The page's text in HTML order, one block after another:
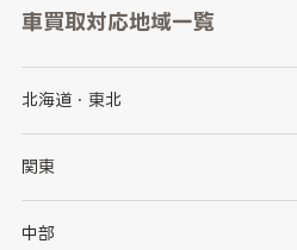
車買取対応地域一覧
北海道・東北
北海道
岩手県
関東
茨城県
中部